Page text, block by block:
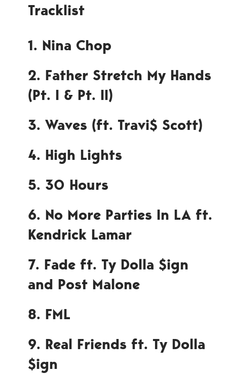
Tracklist
1. Nina Chop
2. Father Stretch My Hands
(Pt. I & Pt. II)
3. Waves (ft. Travi$ Scott)
4. High Lights
5. 30 Hours
6. No More Parties In LA ft.
Kendrick Lamar
7. Fade ft. Ty Dolla $ign
and Post Malone
8. FML
9. Real Friends ft. Ty Dolla
$ign